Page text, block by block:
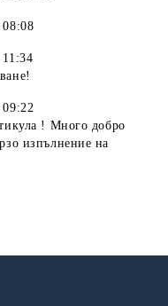
09:22
! Много добро
изпълнение на